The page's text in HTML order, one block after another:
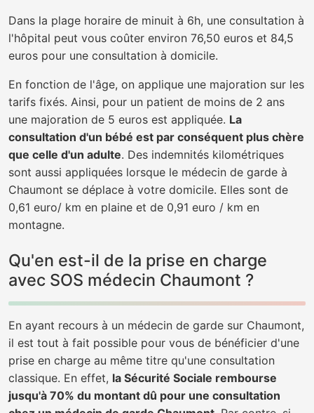
Dans la plage horaire de minuit à 6h, une consultation à
l'hôpital peut vous coûter environ 76,50 euros et 84,5
euros pour une consultation à domicile.
En fonction de l'âge, on applique une majoration sur les
tarifs fixés. Ainsi, pour un patient de moins de 2 ans
une majoration de 5 euros est appliquée. La
consultation d'un bébé est par conséquent plus chère
que celle d'un adulte. Des indemnités kilométriques
sont aussi appliquées lorsque le médecin de garde à
Chaumont se déplace à votre domicile. Elles sont de
0,61 euro/ km en plaine et de 0,91 euro / km en
montagne.
Qu'en est-il de la prise en charge
avec SOS médecin Chaumont ?
En ayant recours à un médecin de garde sur Chaumont,
il est tout à fait possible pour vous de bénéficier d'une
prise en charge au même titre qu'une consultation
classique. En effet, la Sécurité Sociale rembourse
jusqu'à 70% du montant dû pour une consultation